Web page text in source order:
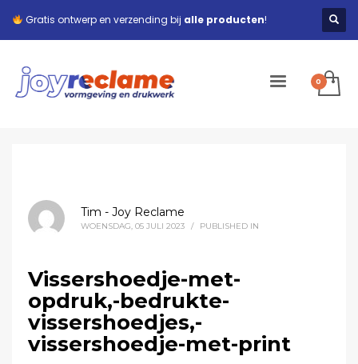
Gratis ontwerp en verzending bij alle producten!
Tim - Joy Reclame
WOENSDAG, 05 JULI 2023 / PUBLISHED IN
Vissershoedje-met-
opdruk,-bedrukte-
vissershoedjes,-
vissershoedje-met-print